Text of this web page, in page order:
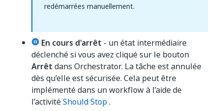
redémarrées manuellement.
En cours d'arrêt - un état intermédiaire
déclenché si vous avez cliqué sur le bouton
Arrêt dans Orchestrator. La tâche est annulée
dès qu’elle est sécurisée. Cela peut être
implémenté dans un workflow à l’aide de
l’activitéShould Stop.